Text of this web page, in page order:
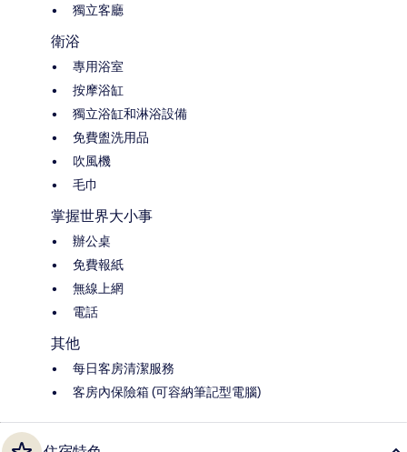
獨立客廳
衛浴
專用浴室
按摩浴缸
獨立浴缸和淋浴設備
免費盥洗用品
吹風機
毛巾
掌握世界大小事
辦公桌
免費報紙
無線上網
電話
其他
每日客房清潔服務
客房內保險箱 (可容納筆記型電腦)